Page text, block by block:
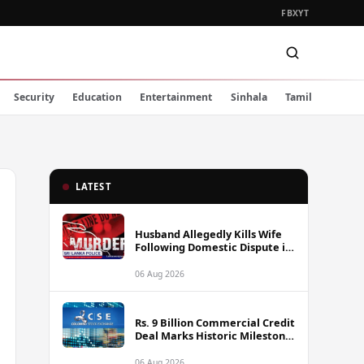
FBXYT
Security Education Entertainment Sinhala Tamil
LATEST
Husband Allegedly Kills Wife
Following Domestic Dispute in
06 Aug 2026
Rs. 9 Billion Commercial Credit
Deal Marks Historic Milestone